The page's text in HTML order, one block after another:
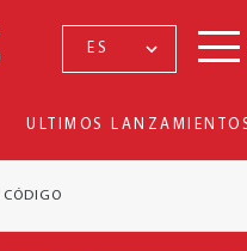
ES
ULTIMOS